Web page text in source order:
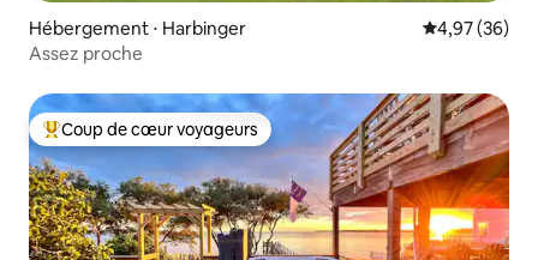
Hébergement ⋅ Harbinger Évaluation
4,97 (36)
Assez proche
Coups de cœur voyageurs les plus appréciés
Coup de cœur voyageurs